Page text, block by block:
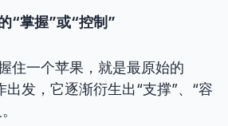
“掌握”或“控制”
住一个苹果，就是最原始的
出发，它逐渐衍生出“支撑”、“容